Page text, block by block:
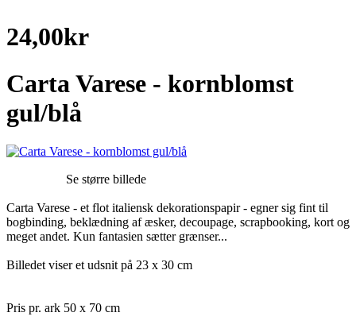
24,00kr
Carta Varese - kornblomst
gul/blå
Se større billede
Carta Varese - et flot italiensk dekorationspapir - egner sig fint til
bogbinding, beklædning af æsker, decoupage, scrapbooking, kort og
meget andet. Kun fantasien sætter grænser...
Billedet viser et udsnit på 23 x 30 cm
Pris pr. ark 50 x 70 cm